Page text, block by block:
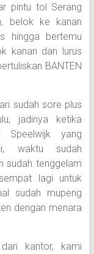
pintu tol Serang
belok ke kanan
hingga bertemu
kanan dan lurus
BANTEN
sudah sore plus
jadinya ketika
Speelwijk yang
waktu sudah
sudah tenggelam
lagi untuk
sudah mupeng
dengan menara
kantor, kami